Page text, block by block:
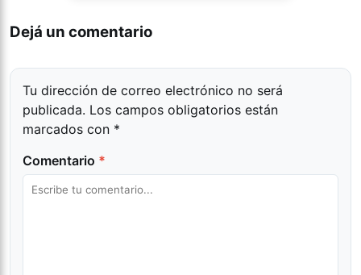
Dejá un comentario
Tu dirección de correo electrónico no será
publicada. Los campos obligatorios están
marcados con *
Comentario *